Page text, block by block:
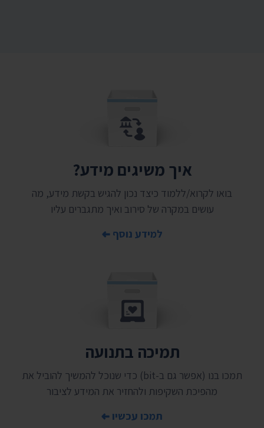
איך משיגים מידע?
בואו לקרוא/ללמוד כיצד נכון להגיש בקשת מידע, מה
עושים במקרה של סירוב ואיך מתגברים עליו
למידע נוסף
תמיכה בתנועה
תמכו בנו (אפשר גם ב-bit) כדי שנוכל להמשיך להוביל את
מהפיכת השקיפות ולהחזיר את המידע לציבור
תמכו עכשיו